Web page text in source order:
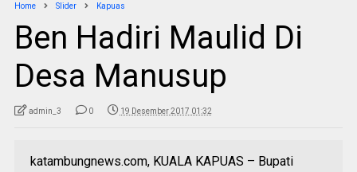
Home Slider Kapuas
Ben Hadiri Maulid Di
Desa Manusup
admin_3 0 19 Desember 2017 01:32
katambungnews.com, KUALA KAPUAS – Bupati